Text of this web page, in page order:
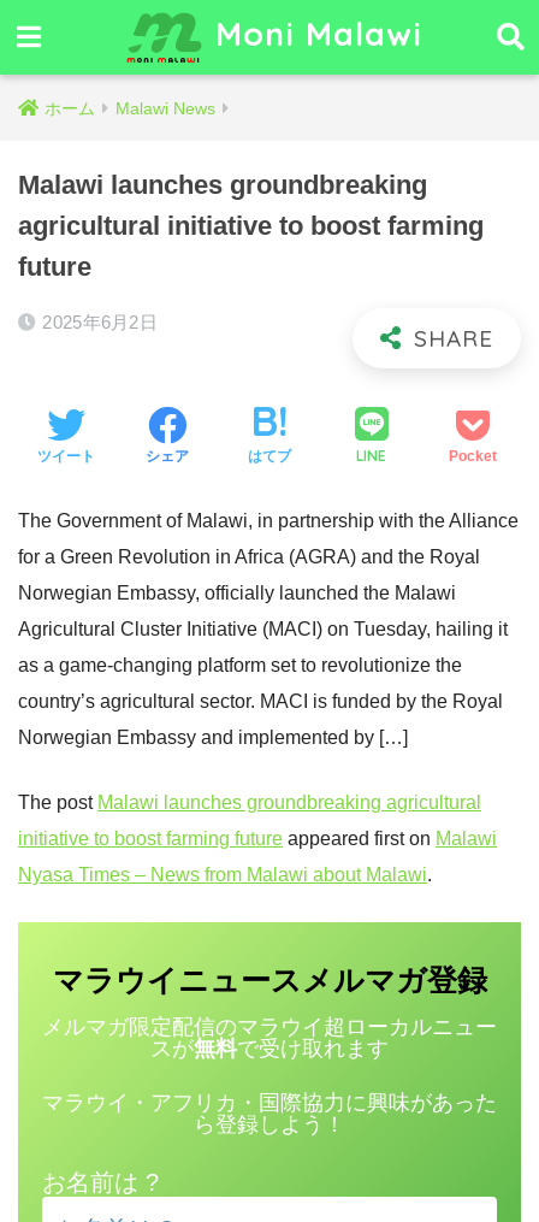
Moni Malawi
ホーム Malawi News
Malawi launches groundbreaking
agricultural initiative to boost farming
future
2025年6月2日
ツイート シェア はてブ LINE Pocket
The Government of Malawi, in partnership with the Alliance
for a Green Revolution in Africa (AGRA) and the Royal
Norwegian Embassy, officially launched the Malawi
Agricultural Cluster Initiative (MACI) on Tuesday, hailing it
as a game-changing platform set to revolutionize the
country’s agricultural sector. MACI is funded by the Royal
Norwegian Embassy and implemented by […]
The post Malawi launches groundbreaking agricultural
initiative to boost farming future appeared first on Malawi
Nyasa Times – News from Malawi about Malawi.
マラウイニュース メルマガ登録
メルマガ限定配信のマラウイ超ローカルニュー
スが無料で受け取れます
マラウイ・アフリカ・国際協力に興味があった
ら登録しよう！
お名前は ?